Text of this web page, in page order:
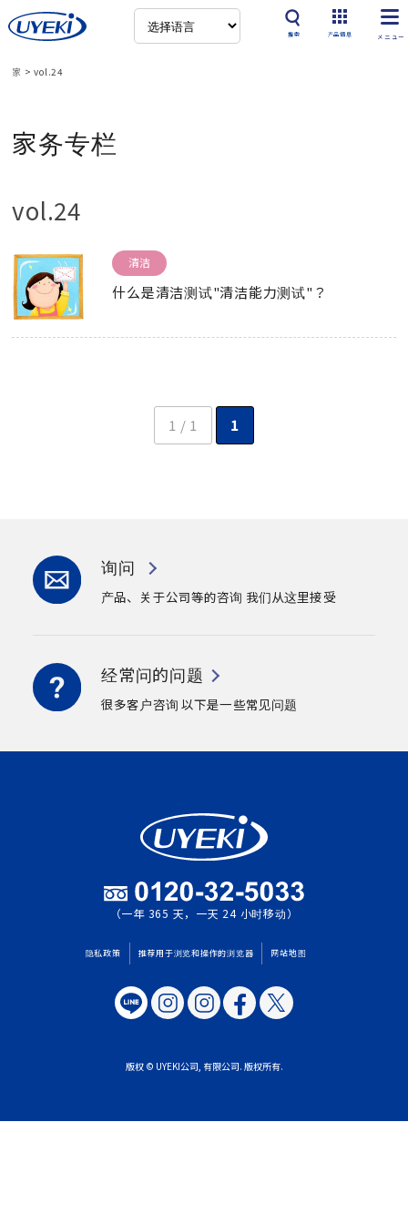
搜索 产品信息
家 >vol.24
家务专栏
vol.24
清洁
什么是清洁测试"清洁能力测试"？
1 / 1 1
询问
产品、关于公司等的咨询 我们从这里接受
经常问的问题
很多客户咨询 以下是一些常见问题
（一年 365 天，一天 24 小时移动）
隐私政策 推荐用于浏览和操作的浏览器 网站地图
版权 © UYEKI公司, 有限公司. 版权所有.